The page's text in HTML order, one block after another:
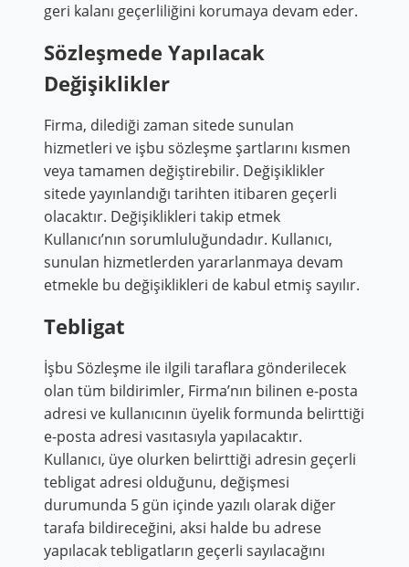
geri kalanı geçerliliğini korumaya devam eder.
Sözleşmede Yapılacak
Değişiklikler
Firma, dilediği zaman sitede sunulan
hizmetleri ve işbu sözleşme şartlarını kısmen
veya tamamen değiştirebilir. Değişiklikler
sitede yayınlandığı tarihten itibaren geçerli
olacaktır. Değişiklikleri takip etmek
Kullanıcı’nın sorumluluğundadır. Kullanıcı,
sunulan hizmetlerden yararlanmaya devam
etmekle bu değişiklikleri de kabul etmiş sayılır.
Tebligat
İşbu Sözleşme ile ilgili taraflara gönderilecek
olan tüm bildirimler, Firma’nın bilinen e-posta
adresi ve kullanıcının üyelik formunda belirttiği
e-posta adresi vasıtasıyla yapılacaktır.
Kullanıcı, üye olurken belirttiği adresin geçerli
tebligat adresi olduğunu, değişmesi
durumunda 5 gün içinde yazılı olarak diğer
tarafa bildireceğini, aksi halde bu adrese
yapılacak tebligatların geçerli sayılacağını